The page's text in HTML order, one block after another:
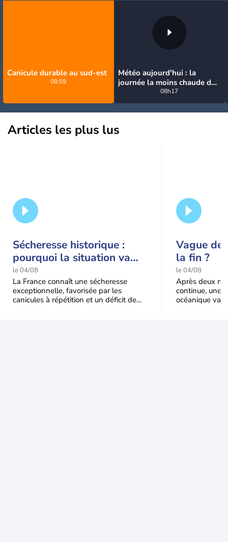
Canicule durable au sud-est
08:59
Météo aujourd'hui : la
journée la moins chaude de
la semaine, excepté près de
la Méditerranée
08h17
Articles les plus lus
Sécheresse historique :
pourquoi la situation va
encore s'aggraver jusqu'à
la mi-août
le 04/08
La France connaît une sécheresse
exceptionnelle, favorisée par les
canicules à répétition et un déficit de
Vague de
la fin ?
le 04/08
Après deux
continue, une
océanique va